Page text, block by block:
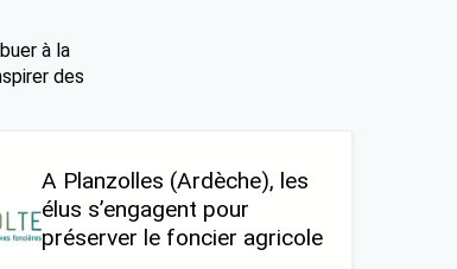
à la
des
A Planzolles (Ardèche), les
élus s’engagent pour
préserver le foncier agricole